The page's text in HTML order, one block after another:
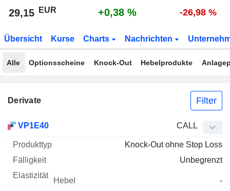
29,15 EUR +0,38 % -26,98 %
Übersicht Kurse Charts Nachrichten
Alle Optionsscheine Knock-Out Hebelprodukte
Derivate Filter
WKN Typ Hebel Parität
VP1E40 CALL
Knock-Out ohne Stop Loss
Unbegrenzt
-